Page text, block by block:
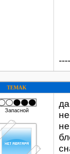
TEMAK
Запасной